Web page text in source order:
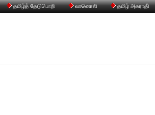
தமிழ்த் தேடுபொறி வானொலி தமிழ் அகராதி்